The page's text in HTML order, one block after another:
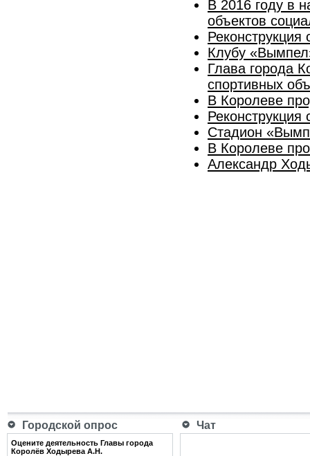
В 2016 году в
объектов
​Клубу
​Глава города
спортивных
​В Королеве
Стадион
В Королеве
Александр
Городской опрос Чат
Оцените деятельность Главы города
Королёв Ходырева А.Н.